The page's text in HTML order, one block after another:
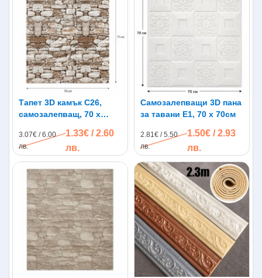
Тапет 3D камък C26,
самозалепващ, 70 х
3.07€ / 6.00
лв.
1.33€ / 2.60
лв.
Самозалепващи 3D пана
за тавани E1, 70 х 70см
2.81€ / 5.50
лв.
1.50€ / 2.93
лв.